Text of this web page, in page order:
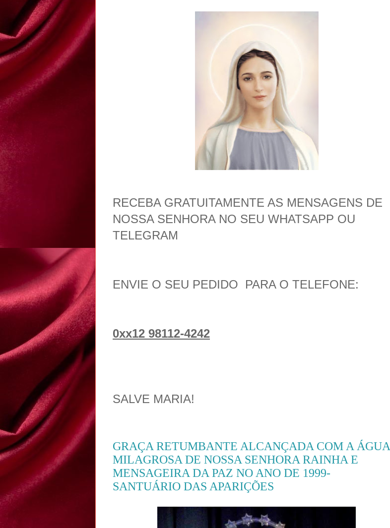
RECEBA GRATUITAMENTE AS MENSAGENS DE
NOSSA SENHORA NO SEU WHATSAPP OU
TELEGRAM
ENVIE O SEU PEDIDO PARA O TELEFONE:
0xx12 98112-4242
SALVE MARIA!
GRAÇA RETUMBANTE ALCANÇADA COM A ÁGUA
MILAGROSA DE NOSSA SENHORA RAINHA E
MENSAGEIRA DA PAZ NO ANO DE 1999-
SANTUÁRIO DAS APARIÇÕES